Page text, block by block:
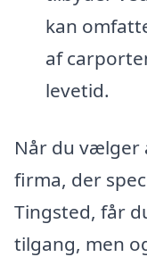
kan
af
levetid.
Når du vælger
firma, der
Tingsted, får
tilgang, men